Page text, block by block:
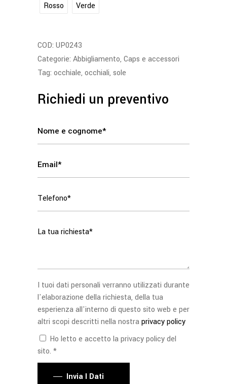
Rosso
Verde
COD: UP0243
Categorie: Abbigliamento, Caps e accessori
Tag: occhiale, occhiali, sole
Richiedi un preventivo
I tuoi dati personali verranno utilizzati durante
l'elaborazione della richiesta, della tua
esperienza all'interno di questo sito web e per
altri scopi descritti nella nostraprivacy policy
Ho letto e accetto la privacy policy del
sito. *
Invia I Dati